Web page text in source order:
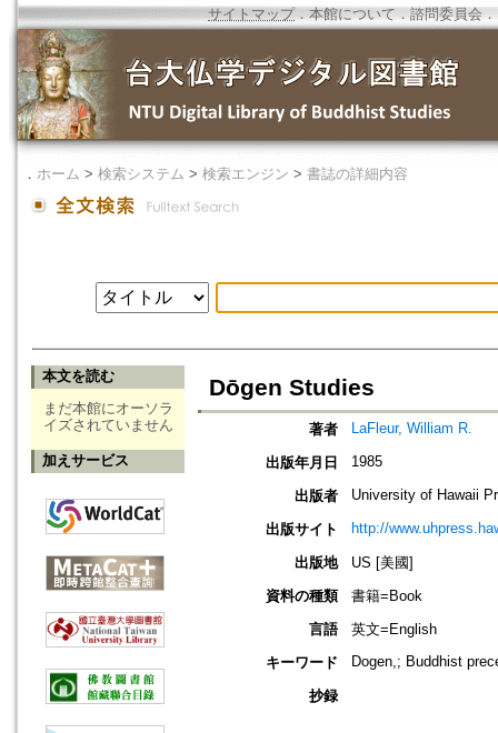
サイトマップ．本館について ． 諮問委員会 ．
． ホーム > 検索システム > 検索エンジン > 書誌の詳細内容
本文を読む
まだ本館にオーソラ
イズされていません
加えサービス
Dōgen Studies
著者 LaFleur, William R.
出版年月日 1985
出版者 University of Hawaii
出版サイト http://
出版地
US [美國]
資料の種類
書籍=Book
言語
英文=English
キーワード
Dogen,; Buddhist
抄録